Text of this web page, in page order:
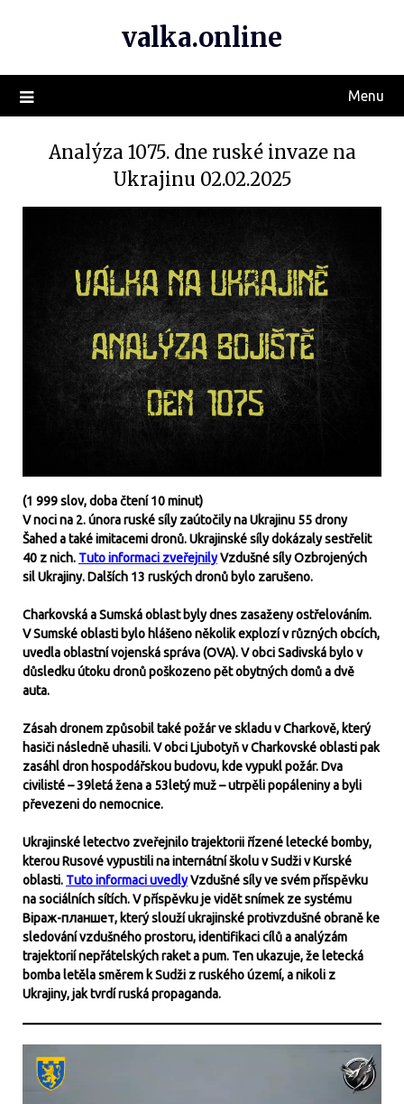
valka.online
Menu
Analýza 1075. dne ruské invaze na
Ukrajinu 02.02.2025
(1 999 slov, doba čtení 10 minut)
V noci na 2. února ruské síly zaútočily na Ukrajinu 55 drony
Šahed a také imitacemi dronů. Ukrajinské síly dokázaly sestřelit
40 z nich. Tuto informaci zveřejnilyVzdušné síly Ozbrojených
sil Ukrajiny. Dalších 13 ruských dronů bylo zarušeno.
Charkovská a Sumská oblast byly dnes zasaženy ostřelováním.
V Sumské oblasti bylo hlášeno několik explozí v různých obcích,
uvedla oblastní vojenská správa (OVA). V obci Sadivská bylo v
důsledku útoku dronů poškozeno pět obytných domů a dvě
auta.
Zásah dronem způsobil také požár ve skladu v Charkově, který
hasiči následně uhasili. V obci Ljubotyň v Charkovské oblasti pak
zasáhl dron hospodářskou budovu, kde vypukl požár. Dva
civilisté – 39letá žena a 53letý muž – utrpěli popáleniny a byli
převezeni do nemocnice.
Ukrajinské letectvo zveřejnilo trajektorii řízené letecké bomby,
kterou Rusové vypustili na internátní školu v Sudži v Kurské
oblasti. Tuto informaci uvedlyVzdušné síly ve svém příspěvku
na sociálních sítích. V příspěvku je vidět snímek ze systému
Віраж-планшет, který slouží ukrajinské protivzdušné obraně ke
sledování vzdušného prostoru, identifikaci cílů a analýzám
trajektorií nepřátelských raket a pum. Ten ukazuje, že letecká
bomba letěla směrem k Sudži z ruského území, a nikoli z
Ukrajiny, jak tvrdí ruská propaganda.